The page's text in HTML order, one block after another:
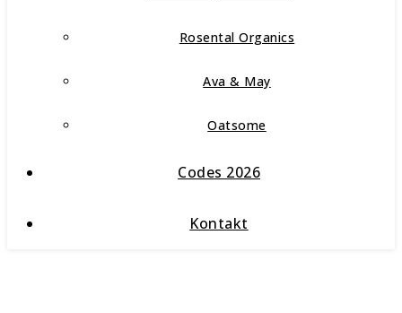
Rosental Organics
Ava & May
Oatsome
Codes 2026
Kontakt